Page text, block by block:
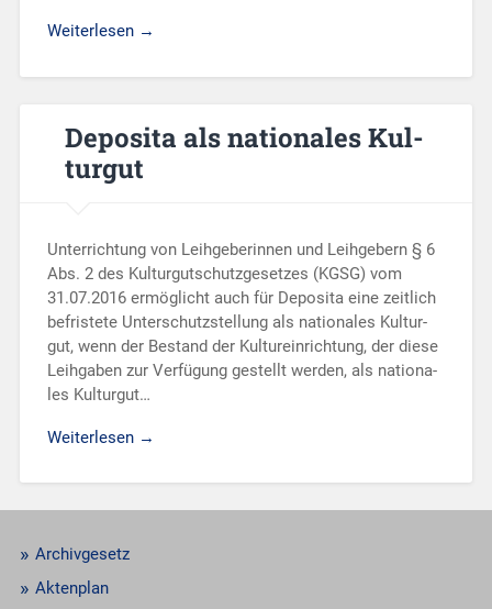
Wei­ter­le­sen →
De­po­si­ta als na­tio­na­les Kul­
tur­gut
Un­ter­rich­tung von Leih­ge­be­rin­nen und Leih­ge­bern § 6
Abs. 2 des Kul­tur­gut­schutz­ge­set­zes (KGSG) vom
31.07.2016 er­mög­licht auch für De­po­si­ta eine zeit­lich
be­fris­te­te Un­ter­schutz­stel­lung als na­tio­na­les Kul­tur­
gut, wenn der Be­stand der Kul­tur­ein­rich­tung, der diese
Leih­ga­ben zur Ver­fü­gung ge­stellt wer­den, als na­tio­na­
les Kul­tur­gut…
Wei­ter­le­sen →
Archivgesetz
Aktenplan